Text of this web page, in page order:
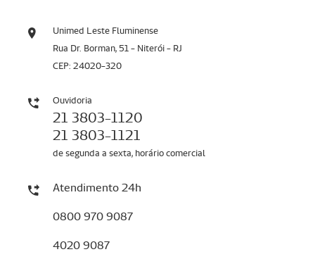
Unimed Leste Fluminense
Rua Dr. Borman, 51 - Niterói - RJ
CEP: 24020-320
Ouvidoria
21 3803-1120
21 3803-1121
de segunda a sexta, horário comercial
Atendimento 24h
0800 970 9087
4020 9087